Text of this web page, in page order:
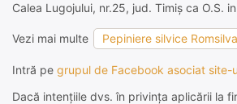
Calea Lugojului, nr.25, jud. Timiş ca O.S.
Vezi mai multe Pepiniere silvice Romsilva
Intră pe grupul de Facebook asociat site-
Dacă intențiile dvs. în privința aplicării la